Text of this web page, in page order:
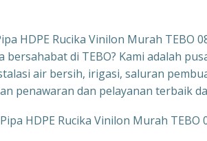
HDPE Rucika Vinilon Murah TEBO
di TEBO? Kami adalah
air bersih, irigasi, saluran
penawaran dan pelayanan terbaik